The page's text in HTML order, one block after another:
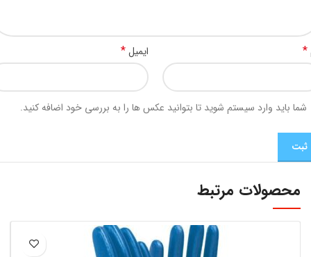
* ایمیل*
شما باید وارد سیستم شوید تا بتوانید عکس ها را به بررسی خود اضافه کنید.
محصولات مرتبط